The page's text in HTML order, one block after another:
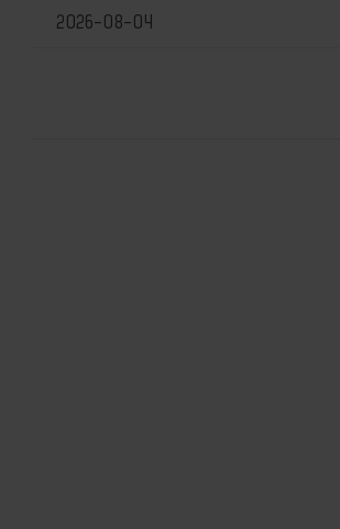
2026-08-04